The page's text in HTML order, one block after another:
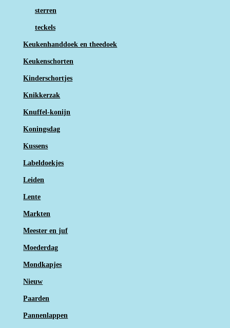
sterren
teckels
Keukenhanddoek en theedoek
Keukenschorten
Kinderschortjes
Knikkerzak
Knuffel-konijn
Koningsdag
Kussens
Labeldoekjes
Leiden
Lente
Markten
Meester en juf
Moederdag
Mondkapjes
Nieuw
Paarden
Pannenlappen